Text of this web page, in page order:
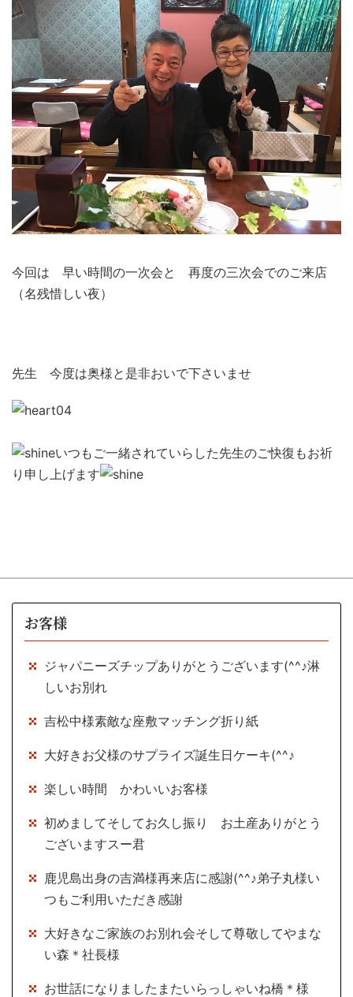
今回は 早い時間の一次会と 再度の三次会でのご来店
（名残惜しい夜）
先生 今度は奥様と是非おいで下さいませ
いつもご一緒されていらした先生のご快復もお祈
り申し上げます
お客様
ジャパニーズチップありがとうございます(^^♪淋
しいお別れ
吉松中様素敵な座敷マッチング折り紙
大好きお父様のサプライズ誕生日ケーキ(^^♪
楽しい時間 かわいいお客様
初めましてそしてお久し振り お土産ありがとう
ございますスー君
鹿児島出身の吉満様再来店に感謝(^^♪弟子丸様い
つもご利用いただき感謝
大好きなご家族のお別れ会そして尊敬してやまな
い森＊社長様
お世話になりましたまたいらっしゃいね橋＊様